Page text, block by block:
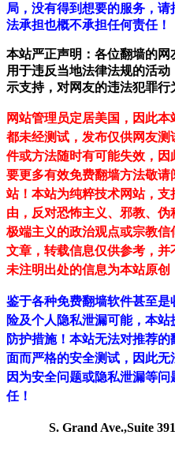
局，没有得到想要的服务，
法承担也概不承担任何责任！
本站严正声明：各位翻墙的
用于违反当地法律法规的活
示支持，对网友的违法犯罪行
网站管理员定居美国，因此
都未经测试，发布仅供网友
件或方法随时有可能失效，
要更多有效免费翻墙方法敬
站！ 本站为纯粹技术网站，支
由，反对恐怖主义、邪教、
极端主义的政治观点或宗教
文章，转载信息仅供参考，并
未注明出处的信息为本站原创
鉴于各种免费翻墙软件甚至
险及个人隐私泄漏可能，本
防护措施！本站无法对推荐
面而严格的安全测试，因此
因为安全问题或隐私泄漏等
任！
S. Grand Ave.,Suite